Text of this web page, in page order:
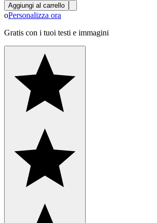
Aggiungi al carrello
oPersonalizza ora
Gratis con i tuoi testi e immagini